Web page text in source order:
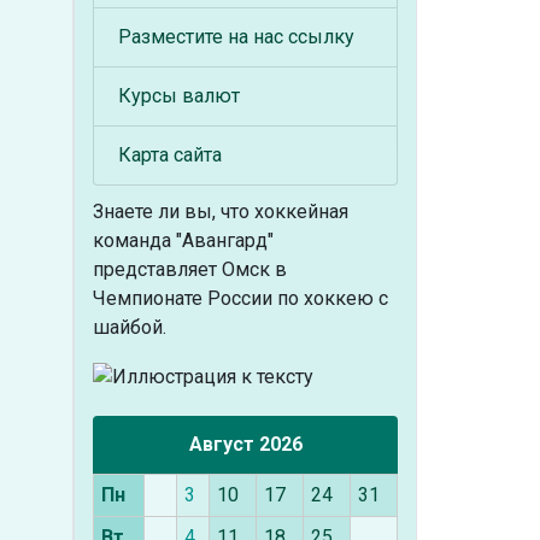
Разместите на нас ссылку
Курсы валют
Карта сайта
Знаете ли вы, что хоккейная
команда "Авангард"
представляет Омск в
Чемпионате России по хоккею с
шайбой.
Август 2026
Пн 3 10 17 24
31